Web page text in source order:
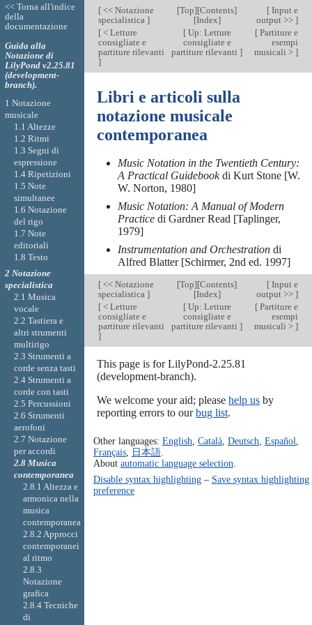
[<< Notazione
specialistica ]
[Top][Contents]
[Index]
[Input e
output >> ]
[< Letture
consigliate e
partiture rilevanti
]
[Up: Letture
consigliate e
partiture rilevanti]
[Partiture e
esempi
musicali > ]
Libri e articoli sulla
notazione musicale
contemporanea
Music Notation in the Twentieth Century:
A Practical Guidebookdi Kurt Stone [W.
W. Norton, 1980]
Music Notation: A Manual of Modern
Practicedi Gardner Read [Taplinger,
1979]
Instrumentation and Orchestrationdi
Alfred Blatter [Schirmer, 2nd ed. 1997]
[<< Notazione
specialistica ]
[Top][Contents]
[Index]
[Input e
output >> ]
[< Letture
consigliate e
partiture rilevanti
]
[Up: Letture
consigliate e
partiture rilevanti]
[Partiture e
esempi
musicali > ]
This page is for LilyPond-2.25.81
(development-branch).
We welcome your aid; please help usby
reporting errors to ourbug list.
Other languages: English Català, Deutsch Español
Français, 日本語.
About automatic language selection
Disable syntax highlighting– Save syntax highlighting
preference
<< Torna all'indice
della
documentazione
Guida alla
Notazione di
LilyPond v2.25.81
(development-
branch).
1 Notazione
musicale
1.1 Altezze
1.2 Ritmi
1.3 Segni di
espressione
1.4 Ripetizioni
1.5 Note
simultanee
1.6 Notazione
del rigo
1.7 Note
editoriali
1.8 Testo
2 Notazione
specialistica
2.1 Musica
vocale
2.2 Tastiera e
altri strumenti
multirigo
2.3 Strumenti a
corde senza tasti
2.4 Strumenti a
corde con tasti
2.5 Percussioni
2.6 Strumenti
aerofoni
2.7 Notazione
per accordi
2.8 Musica
contemporanea
2.8.1 Altezza e
armonica nella
musica
contemporanea
2.8.2 Approcci
contemporanei
al ritmo
2.8.3
Notazione
grafica
2.8.4 Tecniche
di